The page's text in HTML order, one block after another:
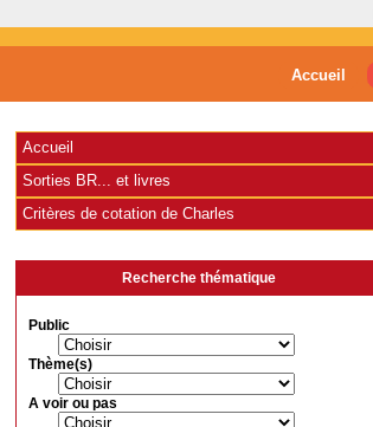
Accueil
Accueil
Sorties BR... et livres
Critères de cotation de Charles
Recherche thématique
Public
Thème(s)
A voir ou pas